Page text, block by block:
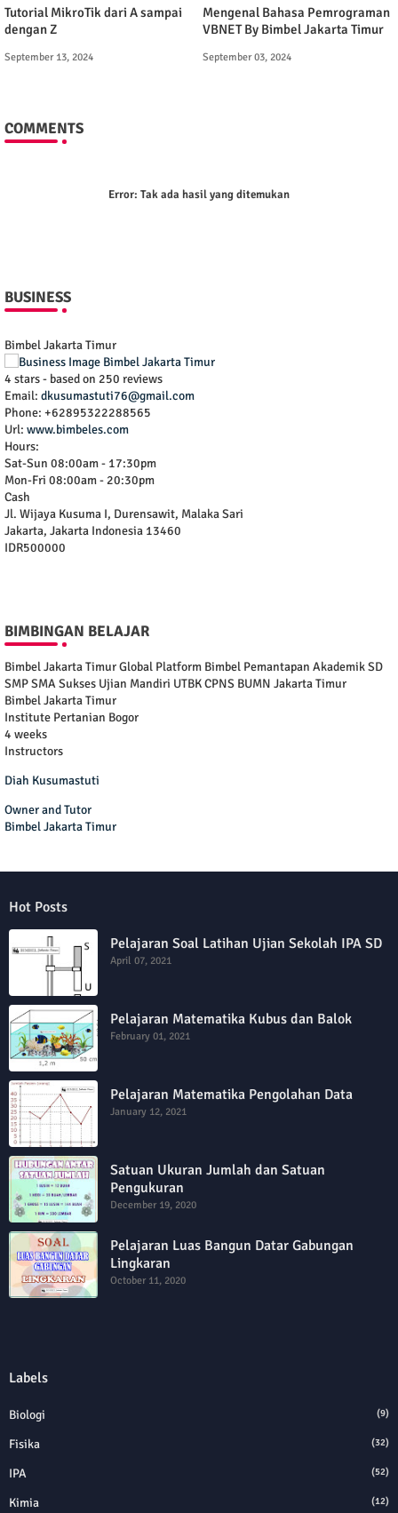
Tutorial MikroTik dari A sampai
dengan Z
September 13, 2024
Mengenal Bahasa Pemrograman
VBNET By Bimbel Jakarta Timur
September 03, 2024
COMMENTS
Error: Tak ada hasil yang ditemukan
BUSINESS
Bimbel Jakarta Timur
4 stars - based on 250 reviews
Email: dkusumastuti76@gmail.com
Phone: +62895322288565
Url: www.bimbeles.com
Hours:
Sat-Sun 08:00am - 17:30pm
Mon-Fri 08:00am - 20:30pm
Cash
Jl. Wijaya Kusuma I, Durensawit, Malaka Sari
Jakarta, Jakarta Indonesia 13460
IDR500000
BIMBINGAN BELAJAR
Bimbel Jakarta Timur Global Platform Bimbel Pemantapan Akademik SD
SMP SMA Sukses Ujian Mandiri UTBK CPNS BUMN Jakarta Timur
Bimbel Jakarta Timur
Institute Pertanian Bogor
4 weeks
Instructors
Diah Kusumastuti
Owner and Tutor
Bimbel Jakarta Timur
Hot Posts
Pelajaran Soal Latihan Ujian Sekolah IPA SD
April 07, 2021
Pelajaran Matematika Kubus dan Balok
February 01, 2021
Pelajaran Matematika Pengolahan Data
January 12, 2021
Satuan Ukuran Jumlah dan Satuan
Pengukuran
December 19, 2020
Pelajaran Luas Bangun Datar Gabungan
Lingkaran
October 11, 2020
Labels
Biologi (9)
Fisika (32)
IPA (52)
Kimia (12)